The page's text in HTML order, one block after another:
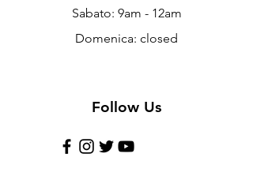
Sabato: 9am - 12am
Domenica: closed
Follow Us